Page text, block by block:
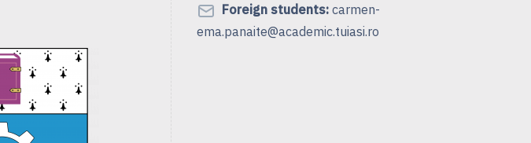
Foreign students:carmen-
ema.panaite@academic.tuiasi.ro